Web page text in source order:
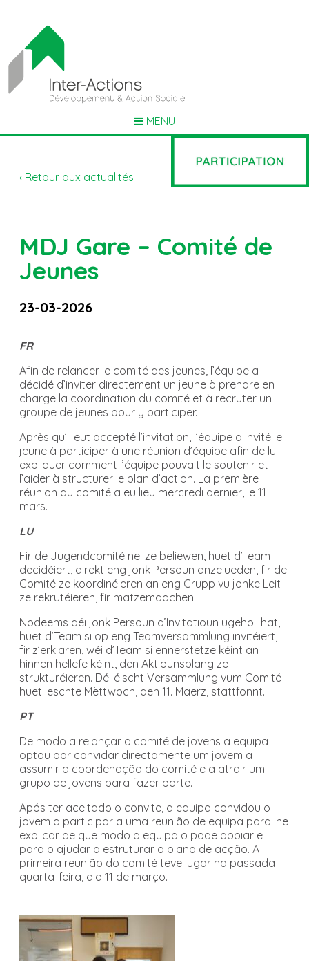
MENU
‹ Retour aux actualités
MDJ Gare – Comité de
Jeunes
23-03-2026
FR
Afin de relancer le comité des jeunes, l’équipe a
décidé d’inviter directement un jeune à prendre en
charge la coordination du comité et à recruter un
groupe de jeunes pour y participer.
Après qu’il eut accepté l’invitation, l’équipe a invité le
jeune à participer à une réunion d’équipe afin de lui
expliquer comment l’équipe pouvait le soutenir et
l’aider à structurer le plan d’action. La première
réunion du comité a eu lieu mercredi dernier, le 11
mars.
LU
Fir de Jugendcomité nei ze beliewen, huet d’Team
decidéiert, direkt eng jonk Persoun anzelueden, fir de
Comité ze koordinéieren an eng Grupp vu jonke Leit
ze rekrutéieren, fir matzemaachen.
Nodeems déi jonk Persoun d’Invitatioun ugeholl hat,
huet d’Team si op eng Teamversammlung invitéiert,
fir z’erklären, wéi d’Team si ënnerstëtze kéint an
hinnen hëllefe kéint, den Aktiounsplang ze
strukturéieren. Déi éischt Versammlung vum Comité
huet leschte Mëttwoch, den 11. Mäerz, stattfonnt.
PT
De modo a relançar o comité de jovens a equipa
optou por convidar directamente um jovem a
assumir a coordenação do comité e a atrair um
grupo de jovens para fazer parte.
Após ter aceitado o convite, a equipa convidou o
jovem a participar a uma reunião de equipa para lhe
explicar de que modo a equipa o pode apoiar e
para o ajudar a estruturar o plano de acção. A
primeira reunião do comité teve lugar na passada
quarta-feira, dia 11 de março.